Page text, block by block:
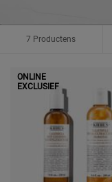
7 Productens
ONLINE
EXCLUSIEF